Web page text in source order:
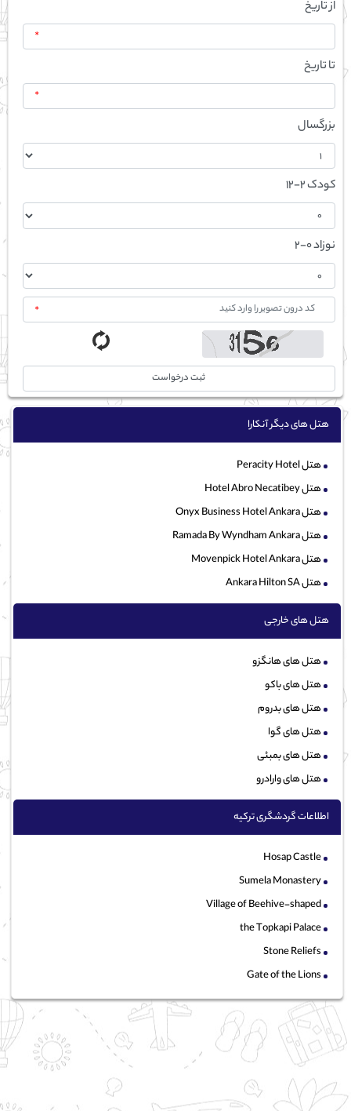
از تاریخ
*
تا تاریخ
*
بزرگسال
کودک 2-12
نوزاد 0-2
*
ثبت درخواست
هتل های دیگر آنکارا
هتل Peracity Hotel
هتل Hotel Abro Necatibey
هتل Onyx Business Hotel Ankara
هتل Ramada By Wyndham Ankara
هتل Movenpick Hotel Ankara
هتل Ankara Hilton SA
هتل های خارجی
هتل های هانگزو
هتل های باکو
هتل های بدروم
هتل های گوا
هتل های بمبئی
هتل های وارادرو
اطلاعات گردشگری ترکیه
Hosap Castle
Sumela Monastery
Village of Beehive-shaped
the Topkapi Palace
Stone Reliefs
Gate of the Lions